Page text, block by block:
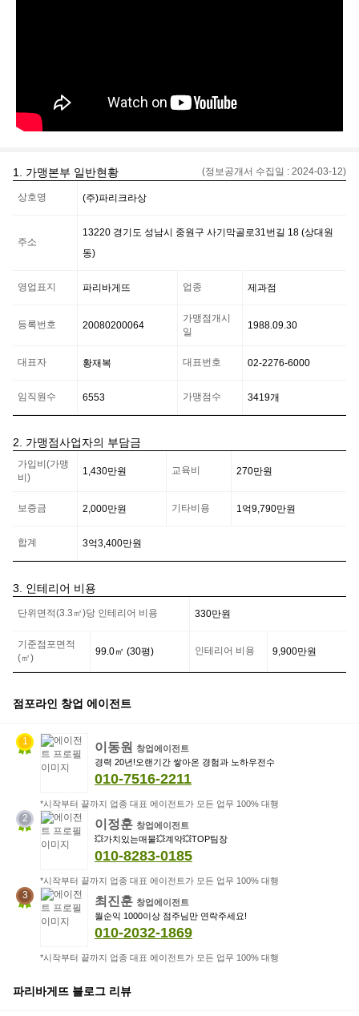
1. 가맹본부 일반현황 (정보공개서 수집일 : 2024-03-12)
맹
일
황
상호명 (주)파리크라상
주소
13220 경기도 성남시 중원구 사기막골로31번길 18 (상대원
동)
영업표지 파리바게뜨 업종 제과점
등록번호 20080200064
가맹점개시
일
1988.09.30
대표자 황재복 대표번호 02-2276-6000
임직원수 6553 가맹점수 3419개
2. 가맹점사업자의 부담금
맹
업
의
정
가입비(가맹
비)
1,430만원 교육비 270만원
보증금 2,000만원 기타비용 1억9,790만원
합계 3억3,400만원
3. 인테리어 비용
테
어
비
용
보
단위면적(3.3㎡)당 인테리어 비용 330만원
기준점포면적
(㎡)
99.0㎡ (30평) 인테리어 비용 9,900만원
점포라인 창업 에이전트
1 이동원 창업에이전트
경력 20년!오랜기간 쌓아온 경험과 노하우전수
010-7516-2211
*시작부터 끝까지 업종 대표 에이전트가 모든 업무 100% 대행
2 이정훈 창업에이전트
💥가치있는매물💥계약💥TOP팀장
010-8283-0185
*시작부터 끝까지 업종 대표 에이전트가 모든 업무 100% 대행
3 최진훈 창업에이전트
월순익 1000이상 점주님만 연락주세요!
010-2032-1869
*시작부터 끝까지 업종 대표 에이전트가 모든 업무 100% 대행
파리바게뜨 블로그 리뷰